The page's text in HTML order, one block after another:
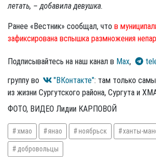
летать, – добавила девушка.
Ранее «Вестник» сообщал, что в
зафиксирована вспышка размножения
Подписывайтесь на наш канал в Max,
группу во
"ВКонтакте": там только
из жизни Сургутского района, Сургута и
ФОТО, ВИДЕО Лидии КАРПОВОЙ
хмао янао ноябрьск ханты-
добровольцы